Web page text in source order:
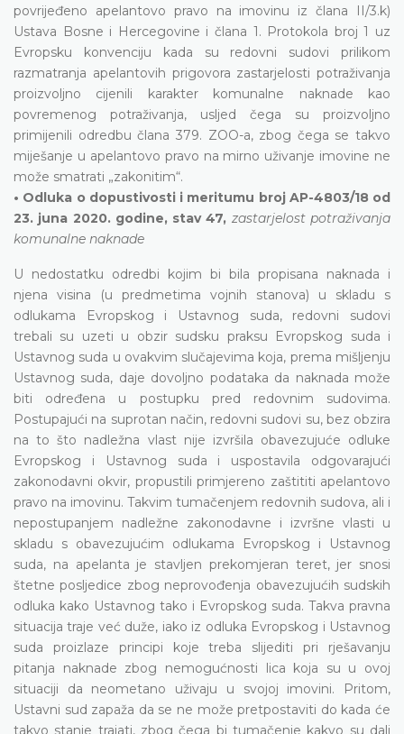
povrijeđeno apelantovo pravo na imovinu iz člana II/3.k)
Ustava Bosne i Hercegovine i člana 1. Protokola broj 1 uz
Evropsku konvenciju kada su redovni sudovi prilikom
razmatranja apelantovih prigovora zastarjelosti potraživanja
proizvoljno cijenili karakter komunalne naknade kao
povremenog potraživanja, usljed čega su proizvoljno
primijenili odredbu člana 379. ZOO-a, zbog čega se takvo
miješanje u apelantovo pravo na mirno uživanje imovine ne
može smatrati „zakonitim“.
• Odluka o dopustivosti i meritumu broj AP-4803/18 od
23. juna 2020. godine, stav 47, zastarjelost potraživanja
komunalne naknade
U nedostatku odredbi kojim bi bila propisana naknada i
njena visina (u predmetima vojnih stanova) u skladu s
odlukama Evropskog i Ustavnog suda, redovni sudovi
trebali su uzeti u obzir sudsku praksu Evropskog suda i
Ustavnog suda u ovakvim slučajevima koja, prema mišljenju
Ustavnog suda, daje dovoljno podataka da naknada može
biti određena u postupku pred redovnim sudovima.
Postupajući na suprotan način, redovni sudovi su, bez obzira
na to što nadležna vlast nije izvršila obavezujuće odluke
Evropskog i Ustavnog suda i uspostavila odgovarajući
zakonodavni okvir, propustili primjereno zaštititi apelantovo
pravo na imovinu. Takvim tumačenjem redovnih sudova, ali i
nepostupanjem nadležne zakonodavne i izvršne vlasti u
skladu s obavezujućim odlukama Evropskog i Ustavnog
suda, na apelanta je stavljen prekomjeran teret, jer snosi
štetne posljedice zbog neprovođenja obavezujućih sudskih
odluka kako Ustavnog tako i Evropskog suda. Takva pravna
situacija traje već duže, iako iz odluka Evropskog i Ustavnog
suda proizlaze principi koje treba slijediti pri rješavanju
pitanja naknade zbog nemogućnosti lica koja su u ovoj
situaciji da neometano uživaju u svojoj imovini. Pritom,
Ustavni sud zapaža da se ne može pretpostaviti do kada će
takvo stanje trajati, zbog čega bi tumačenje kakvo su dali